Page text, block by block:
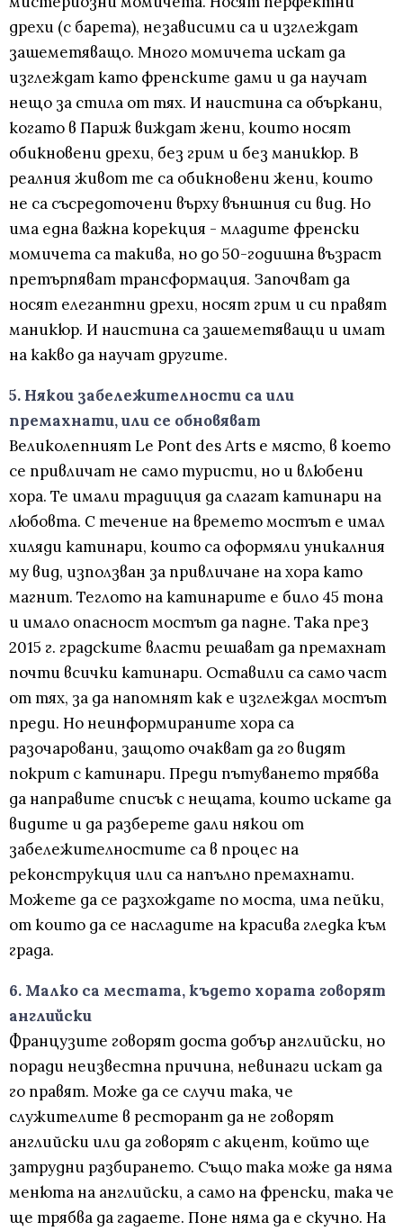
дрехи (с барета), независими са и изглеждат
зашеметяващо. Много момичета искат да
изглеждат като френските дами и да научат
нещо за стила от тях. И наистина са объркани,
когато в Париж виждат жени, които носят
обикновени дрехи, без грим и без маникюр. В
реалния живот те са обикновени жени, които
не са съсредоточени върху външния си вид. Но
има една важна корекция - младите френски
момичета са такива, но до 50-годишна възраст
претърпяват трансформация. Започват да
носят елегантни дрехи, носят грим и си правят
маникюр. И наистина са зашеметяващи и имат
на какво да научат другите.
5. Някои забележителности са или
премахнати, или се обновяват
Великолепният Le Pont des Arts е място, в което
се привличат не само туристи, но и влюбени
хора. Те имали традиция да слагат катинари на
любовта. С течение на времето мостът е имал
хиляди катинари, които са оформяли уникалния
му вид, използван за привличане на хора като
магнит. Теглото на катинарите е било 45 тона
и имало опасност мостът да падне. Така през
2015 г. градските власти решават да премахнат
почти всички катинари. Оставили са само част
от тях, за да напомнят как е изглеждал мостът
преди. Но неинформираните хора са
разочаровани, защото очакват да го видят
покрит с катинари. Преди пътуването трябва
да направите списък с нещата, които искате да
видите и да разберете дали някои от
забележителностите са в процес на
реконструкция или са напълно премахнати.
Можете да се разхождате по моста, има пейки,
от които да се насладите на красива гледка към
града.
6. Малко са местата, където хората говорят
английски
Французите говорят доста добър английски, но
поради неизвестна причина, невинаги искат да
го правят. Може да се случи така, че
служителите в ресторант да не говорят
английски или да говорят с акцент, който ще
затрудни разбирането. Също така може да няма
менюта на английски, а само на френски, така че
ще трябва да гадаете. Поне няма да е скучно. На